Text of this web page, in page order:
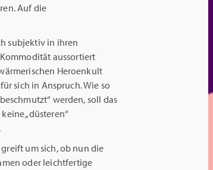
Auf die
subjektiv in ihren
aussortiert
Heroenkult
sich in Anspruch. Wie so
werden, soll das
„düsteren“
um sich, ob nun die
oder leichtfertige